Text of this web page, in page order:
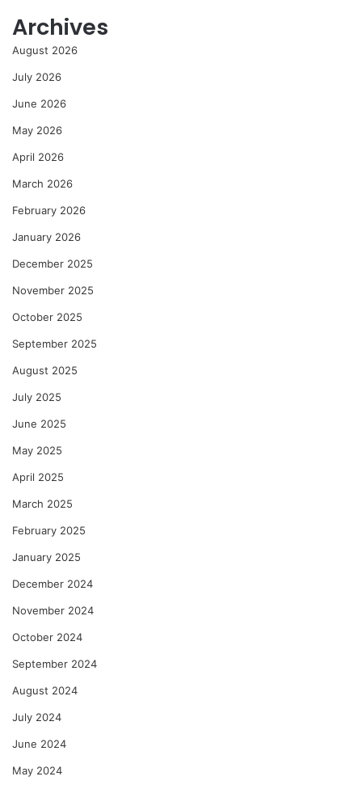
Archives
August 2026
July 2026
June 2026
May 2026
April 2026
March 2026
February 2026
January 2026
December 2025
November 2025
October 2025
September 2025
August 2025
July 2025
June 2025
May 2025
April 2025
March 2025
February 2025
January 2025
December 2024
November 2024
October 2024
September 2024
August 2024
July 2024
June 2024
May 2024